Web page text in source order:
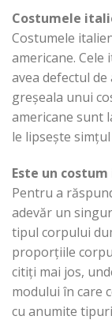
Costumele
Costumele
americane.
avea defectul
greșeala unui
americane sunt
le lipsește
Este un
Pentru a
adevăr un
tipul corpului
proporțiile
citiți mai jos,
modului în care
cu anumite